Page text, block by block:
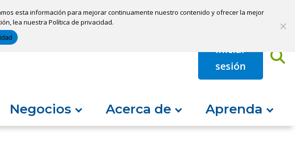
un préstamo Pagar mi préstamo
Iniciar
sesión
Negocios Acerca de Aprenda
esta información para mejorar continuamente nuestro contenido y ofrecer la mejor
lea nuestra Política de privacidad.